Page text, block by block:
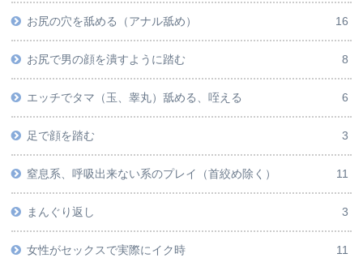
お尻の穴を舐める（アナル舐め） 16
お尻で男の顔を潰すように踏む 8
エッチでタマ（玉、睾丸）舐める、咥える 6
足で顔を踏む 3
窒息系、呼吸出来ない系のプレイ（首絞め除く） 11
まんぐり返し 3
女性がセックスで実際にイク時 11